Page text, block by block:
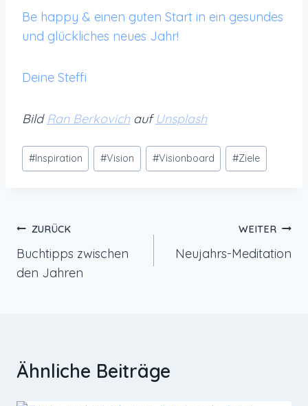
Be happy & einen guten Start in ein gesundes
und glückliches neues Jahr!
Deine Steffi
Bild Ran BerkovichaufUnsplash
Schlagworte:
#Inspiration #Vision #Visionboard #Ziele
Beitragsnavigation
ZURÜCK
Buchtipps zwischen
den Jahren
WEITER
Neujahrs-Meditation
Ähnliche Beiträge